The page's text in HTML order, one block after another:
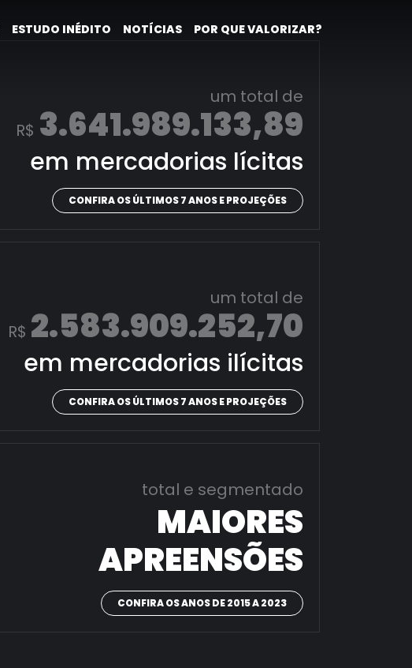
ESTUDO INÉDITO NOTÍCIAS POR QUE VALORIZAR?
um total de
R$ 3.641.989.133,89
em mercadorias lícitas
CONFIRA OS ÚLTIMOS 7 ANOS E PROJEÇÕES
um total de
R$ 2.583.909.252,70
em mercadorias ilícitas
CONFIRA OS ÚLTIMOS 7 ANOS E PROJEÇÕES
total e segmentado
MAIORES
APREENSÕES
CONFIRA OS ANOS DE 2015 A 2023